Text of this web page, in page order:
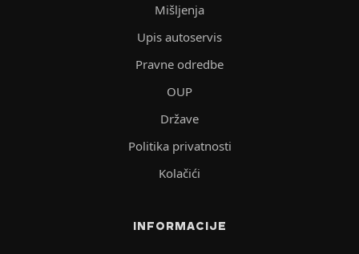
Mišljenja
Upis autoservis
Pravne odredbe
OUP
Države
Politika privatnosti
Kolačići
INFORMACIJE